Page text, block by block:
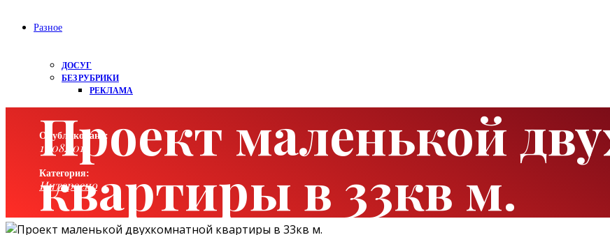
Разное
ДОСУГ
БЕЗ РУБРИКИ
РЕКЛАМА
Проект маленькой
квартиры в 33кв м.
Опубликовано:
13.08.2018
Категория:
Интересно